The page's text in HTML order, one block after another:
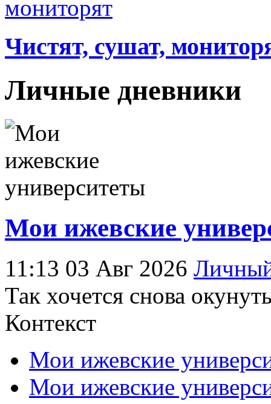
Чистят, сушат,
Личные дневники
Мои ижевские
11:13 03 Авг 2026
Так хочется снова
Контекст
Мои ижевские
Мои ижевские